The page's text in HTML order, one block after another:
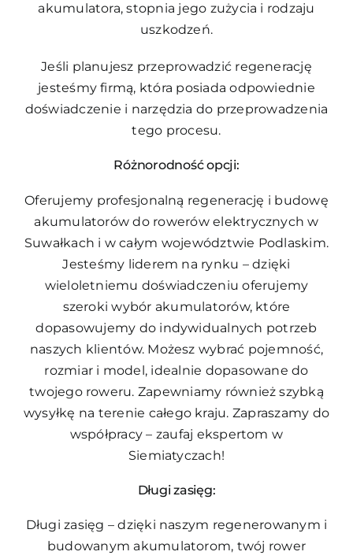
akumulatora, stopnia jego zużycia i rodzaju
uszkodzeń.
Jeśli planujesz przeprowadzić regenerację
jesteśmy firmą, która posiada odpowiednie
doświadczenie i narzędzia do przeprowadzenia
tego procesu.
Różnorodność opcji:
Oferujemy profesjonalną regenerację i budowę
akumulatorów do rowerów elektrycznych w
Suwałkach i w całym województwie Podlaskim.
Jesteśmy liderem na rynku – dzięki
wieloletniemu doświadczeniu oferujemy
szeroki wybór akumulatorów, które
dopasowujemy do indywidualnych potrzeb
naszych klientów. Możesz wybrać pojemność,
rozmiar i model, idealnie dopasowane do
twojego roweru. Zapewniamy również szybką
wysyłkę na terenie całego kraju. Zapraszamy do
współpracy – zaufaj ekspertom w
Siemiatyczach!
Długi zasięg:
Długi zasięg – dzięki naszym regenerowanym i
budowanym akumulatorom, twój rower